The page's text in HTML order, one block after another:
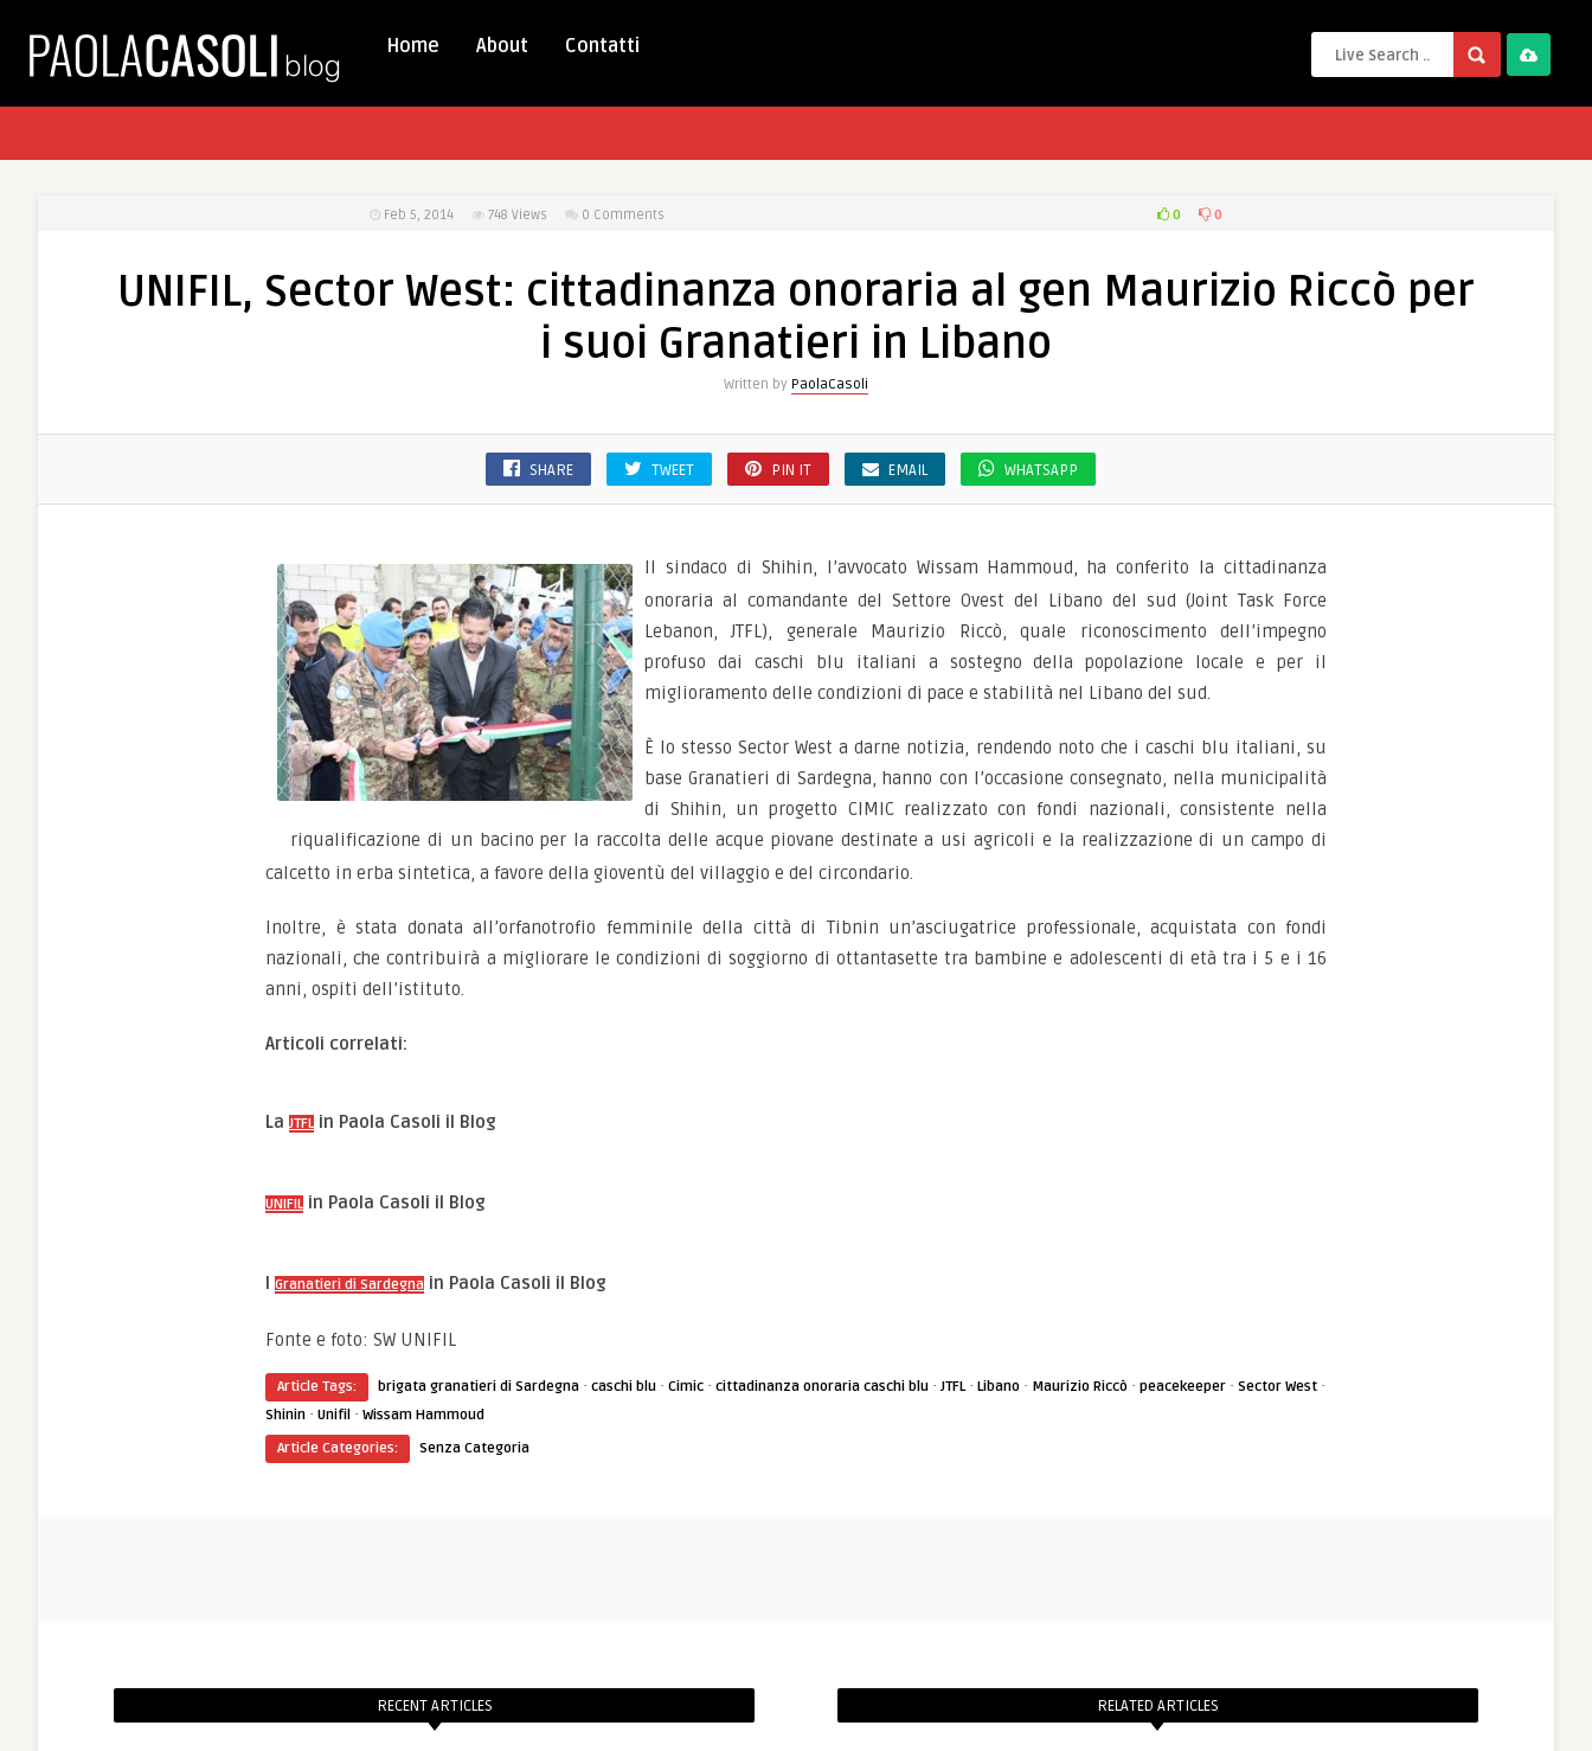
Home About Contatti
Feb 5, 2014 748 Views 0 Comments 0 0
UNIFIL, Sector West: cittadinanza onoraria al gen Maurizio Riccò per
i suoi Granatieri in Libano
Written by PaolaCasoli
SHARE TWEET PIN IT EMAIL WHATSAPP
Il sindaco di Shihin, l’avvocato Wissam Hammoud, ha conferito la cittadinanza
onoraria al comandante del Settore Ovest del Libano del sud (Joint Task Force
Lebanon, JTFL), generale Maurizio Riccò, quale riconoscimento dell’impegno
profuso dai caschi blu italiani a sostegno della popolazione locale e per il
miglioramento delle condizioni di pace e stabilità nel Libano del sud.
È lo stesso Sector West a darne notizia, rendendo noto che i caschi blu italiani, su
base Granatieri di Sardegna, hanno con l’occasione consegnato, nella municipalità
di Shihin, un progetto CIMIC realizzato con fondi nazionali, consistente nella
riqualificazione di un bacino per la raccolta delle acque piovane destinate a usiagricoli e la realizzazione di un campo di
calcetto in erba sintetica, a favore della gioventù del villaggio e del circondario.
Inoltre, è stata donata all’orfanotrofio femminile della città di Tibnin un’asciugatrice professionale, acquistata con fondi
nazionali, che contribuirà a migliorare le condizioni di soggiorno di ottantasette tra bambine e adolescenti di età tra i 5 e i 16
anni, ospiti dell’istituto.
Articoli correlati:
La JTFL in Paola Casoli il Blog
UNIFIL in Paola Casoli il Blog
I Granatieri di Sardegna in Paola Casoli il Blog
Fonte e foto: SW UNIFIL
Article Tags: brigata granatieri di Sardegna · caschi blu · Cimic · cittadinanza onoraria caschi blu · JTFL· Libano · Maurizio Riccò · peacekeeper · Sector West ·
Shinin · Unifil · Wissam Hammoud
Article Categories:
Senza Categoria
RECENT ARTICLES RELATED ARTICLES